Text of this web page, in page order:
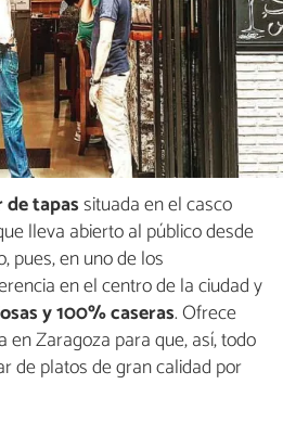
de tapassituada en el casco
lleva abierto al público desde
pues, en uno de los
en el centro de la ciudad y
y 100% caseras. Ofrece
en Zaragoza para que, así, todo
de platos de gran calidad por